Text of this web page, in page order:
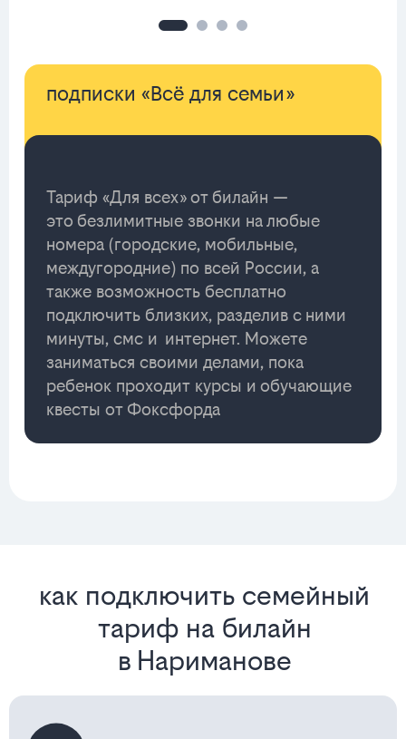
подписки «Всё для семьи»
Тариф «Для всех» от билайн —
это безлимитные звонки на любые
номера (городские, мобильные,
междугородние) по всей России, а
также возможность бесплатно
подключить близких, разделив с ними
минуты, смс и интернет. Можете
заниматься своими делами, пока
ребенок проходит курсы и обучающие
квесты от Фоксфорда
как подключить семейный
тариф на билайн
в Нариманове